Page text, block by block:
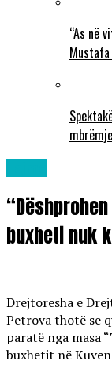
“As në
buxheti nuk
Drejtoresha e
Petrova thotë se
paratë nga masa
buxhetit në